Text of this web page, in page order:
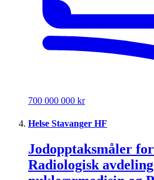
700 000 000 kr
Helse Stavanger HF
Jodopptaksmåler
Radiologisk